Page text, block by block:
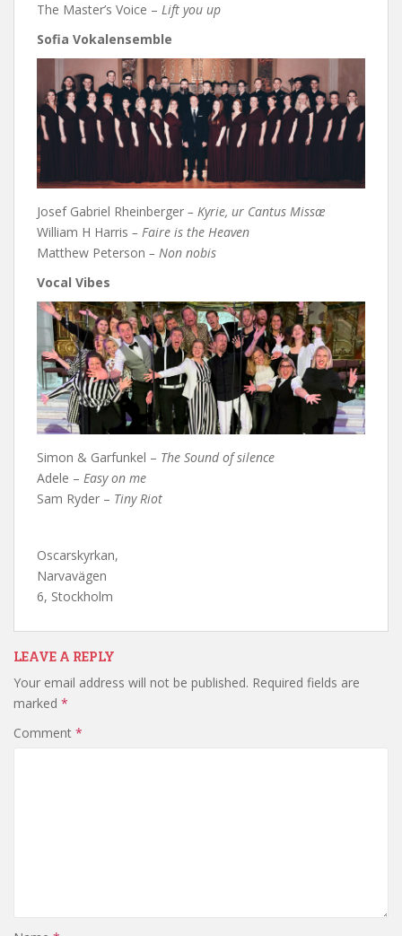
The Master’s Voice – Lift you up
Sofia Vokalensemble
Josef Gabriel Rheinberger – Kyrie, ur Cantus Missæ
William H Harris – Faire is the Heaven
Matthew Peterson – Non nobis
Vocal Vibes
Simon & Garfunkel – The Sound of silence
Adele – Easy on me
Sam Ryder – Tiny Riot
Oscarskyrkan,
Narvavägen
6, Stockholm
LEAVE A REPLY
Your email address will not be published. Required fields are
marked *
Comment *